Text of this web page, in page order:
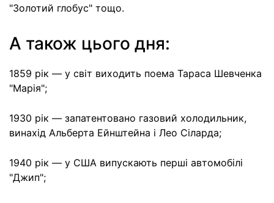
"Золотий глобус" тощо.
А також цього дня:
1859 рік — у світ виходить поема Тараса Шевченка
"Марія";
1930 рік — запатентовано газовий холодильник,
винахід Альберта Ейнштейна і Лео Сіларда;
1940 рік — у США випускають перші автомобілі
"Джип";